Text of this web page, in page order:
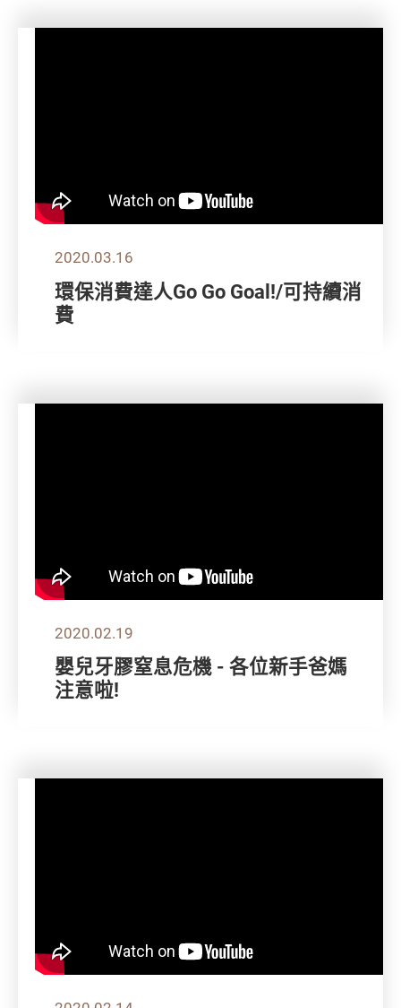
2020.03.16
環保消費達人Go Go Goal!/可持續消
費
2020.02.19
嬰兒牙膠窒息危機 - 各位新手爸媽
注意啦!